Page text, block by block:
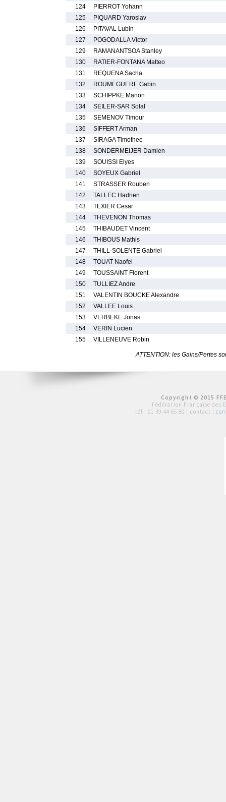
124
PIERROT Yohann
125
PIQUARD Yaroslav
126
PITAVAL Lubin
127
POGODALLA Victor
129
RAMANANTSOA Stanley
130
RATIER-FONTANA Matteo
131
REQUENA Sacha
132
ROUMEGUERE Gabin
133
SCHIPPKE Manon
134
SEILER-SAR Solal
135
SEMENOV Timour
136
SIFFERT Arman
137
SIRAGA Timothee
138
SONDERMEIJER Damien
139
SOUISSI Elyes
140
SOYEUX Gabriel
141
STRASSER Rouben
142
TALLEC Hadrien
143
TEXIER Cesar
144
THEVENON Thomas
145
THIBAUDET Vincent
146
THIBOUS Mathis
147
THILL-SOLENTE Gabriel
148
TOUAT Naofel
149
TOUSSAINT Florent
150
TULLIEZ Andre
151
VALENTIN BOUCKE Alexandre
152
VALLEE Louis
153
VERBEKE Jonas
154
VERIN Lucien
155
VILLENEUVE Robin
ATTENTION: les Gains/Pertes
Copyright © 2015
Fédération Française des
tél : 01 39 44 65 80 | contact :